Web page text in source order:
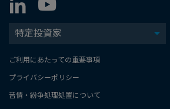
特定投資家
ご利用にあたっての重要事項
プライバシーポリシー
苦情・紛争処理処置について